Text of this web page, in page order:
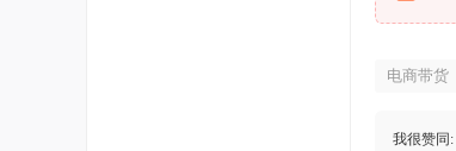
电商带货
我很赞同: